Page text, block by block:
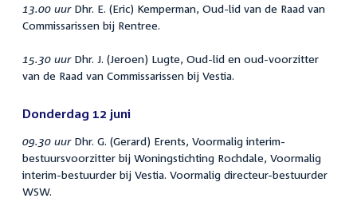
13.00 uurDhr. E. (Eric) Kemperman, Oud-lid van de Raad van
Commissarissen bij Rentree.
15.30 uurDhr. J. (Jeroen) Lugte, Oud-lid en oud-voorzitter
van de Raad van Commissarissen bij Vestia.
Donderdag 12 juni
09.30 uurDhr. G. (Gerard) Erents, Voormalig interim-
bestuursvoorzitter bij Woningstichting Rochdale, Voormalig
interim-bestuurder bij Vestia. Voormalig directeur-bestuurder
WSW.